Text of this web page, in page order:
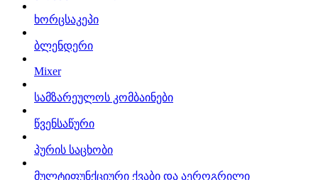
ხორცსაკეპი
ბლენდერი
Mixer
სამზარეულოს კომბაინები
წვენსაწური
პურის საცხობი
მულტიფუნქციური ქვაბი და აეროგრილი